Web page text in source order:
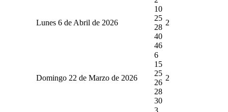
Lunes 6 de Abril de 2026
10
25
28
40
46
2
Domingo 22 de Marzo de 2026
6
15
25
26
28
30
2
3